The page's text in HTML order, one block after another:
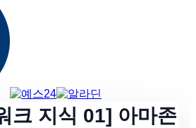
크 지식 01] 아마존